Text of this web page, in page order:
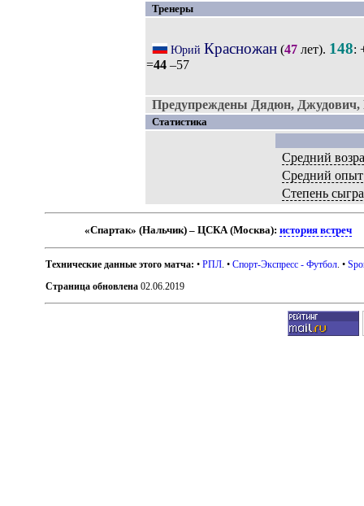
Тренеры
Юрий Красножан(47лет). 148:
=44 –57
Предупреждены Дядюн, Джудович,
Статистика
Средний
Средний опыт
Степень
«Спартак» (Нальчик) – ЦСКА (Москва):история встреч
Технические данные этого матча: •РПЛ . •Спорт-Экспресс - Футбол . •
Страница обновлена 02.06.2019